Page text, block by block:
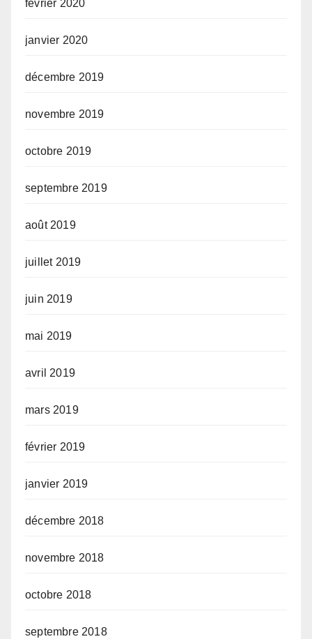
février 2020
janvier 2020
décembre 2019
novembre 2019
octobre 2019
septembre 2019
août 2019
juillet 2019
juin 2019
mai 2019
avril 2019
mars 2019
février 2019
janvier 2019
décembre 2018
novembre 2018
octobre 2018
septembre 2018